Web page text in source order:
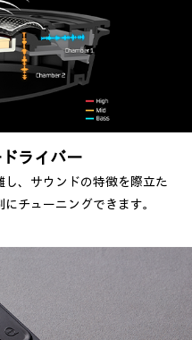
ライバー
、サウンドの特徴を際立た
チューニングできます。